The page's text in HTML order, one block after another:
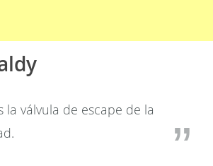
la válvula de escape de la